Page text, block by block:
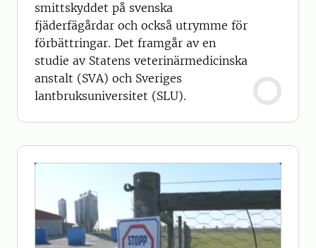
smittskyddet på svenska
fjäderfägårdar och också utrymme för
förbättringar. Det framgår av en
studie av Statens veterinärmedicinska
anstalt (SVA) och Sveriges
lantbruksuniversitet (SLU).